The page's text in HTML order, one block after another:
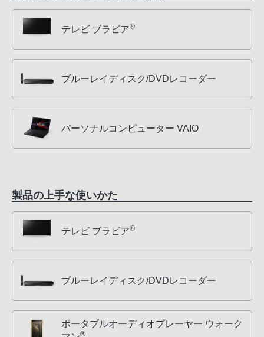
テレビ ブラビア®
ブルーレイディスク/DVDレコーダー
パーソナルコンピューター VAIO
製品の上手な使いかた
テレビ ブラビア®
ブルーレイディスク/DVDレコーダー
ポータブルオーディオプレーヤー ウォーク
®